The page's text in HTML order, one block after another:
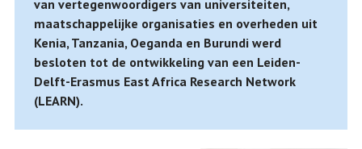
van vertegenwoordigers van universiteiten,
maatschappelijke organisaties en overheden uit
Kenia, Tanzania, Oeganda en Burundi werd
besloten tot de ontwikkeling van een Leiden-
Delft-Erasmus East Africa Research Network
(LEARN).